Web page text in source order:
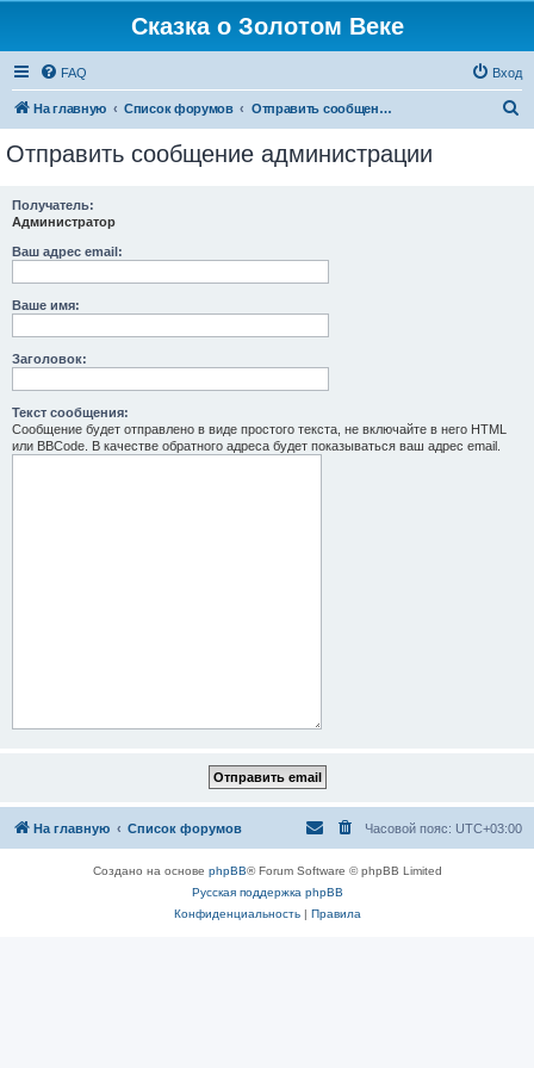
Сказка о Золотом Веке
FAQ Вход
На главную Список форумов Отправить сообщение администрации
Отправить сообщение администрации
Получатель:
Администратор
Ваш адрес email:
Ваше имя:
Заголовок:
Текст сообщения:
Сообщение будет отправлено в виде простого текста, не включайте в него HTML
или BBCode. В качестве обратного адреса будет показываться ваш адрес email.
На главную Список форумов Часовой пояс: UTC+03:00
Создано на основе phpBB® Forum Software © phpBB Limited
Русская поддержка phpBB
Конфиденциальность| Правила